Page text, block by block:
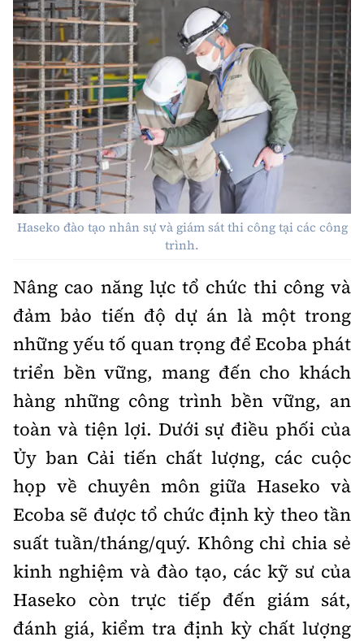
Haseko đào tạo nhân sự và giám sát thi công tại các công
trình.
Nâng cao năng lực tổ chức thi công và
đảm bảo tiến độ dự án là một trong
những yếu tố quan trọng để Ecoba phát
triển bền vững, mang đến cho khách
hàng những công trình bền vững, an
toàn và tiện lợi. Dưới sự điều phối của
Ủy ban Cải tiến chất lượng, các cuộc
họp về chuyên môn giữa Haseko và
Ecoba sẽ được tổ chức định kỳ theo tần
suất tuần/tháng/quý. Không chỉ chia sẻ
kinh nghiệm và đào tạo, các kỹ sư của
Haseko còn trực tiếp đến giám sát,
đánh giá, kiểm tra định kỳ chất lượng